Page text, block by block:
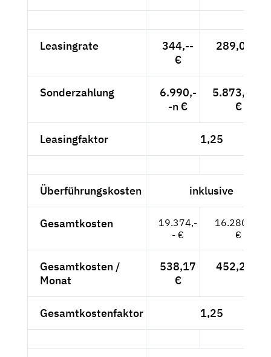
Leasingrate
344,--
€
289,08 €
Sonderzahlung
6.990,-
-n €
5.873,95n
€
Leasingfaktor 1,25
Überführungskosten inklusive
Gesamtkosten
19.374,-
- €
16.280,67
€
Gesamtkosten /
Monat
538,17
€
452,24 €
Gesamtkostenfaktor 1,25